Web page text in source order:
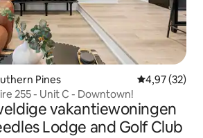
Pines Gemiddelde
4,97 (32)
255 - Unit C - Downtown!
vakantiewoningen
Lodge and Golf Club